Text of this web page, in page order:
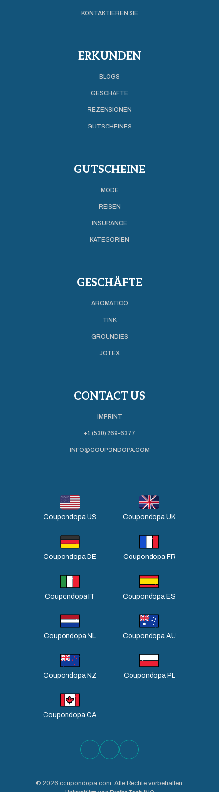
KONTAKTIEREN SIE
ERKUNDEN
BLOGS
GESCHÄFTE
REZENSIONEN
GUTSCHEINES
GUTSCHEINE
MODE
REISEN
INSURANCE
KATEGORIEN
GESCHÄFTE
AROMATICO
TINK
GROUNDIES
JOTEX
CONTACT US
IMPRINT
+1 (530) 269-6377
INFO@COUPONDOPA.COM
Coupondopa US Coupondopa UK
Coupondopa DE Coupondopa FR
Coupondopa IT Coupondopa ES
Coupondopa NL Coupondopa AU
Coupondopa NZ Coupondopa PL
Coupondopa CA
© 2026 coupondopa.com. Alle Rechte vorbehalten.